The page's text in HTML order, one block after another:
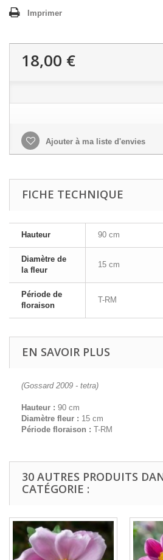
Imprimer
18,00 €
Ajouter à ma liste d'envies
FICHE TECHNIQUE
Hauteur 90 cm
Diamètre de
la fleur
15 cm
Période de
floraison
T-RM
EN SAVOIR PLUS
(Gossard 2009 - tetra)
Hauteur : 90 cm
Diamètre fleur : 15 cm
Période floraison : T-RM
30 AUTRES PRODUITS
CATÉGORIE :